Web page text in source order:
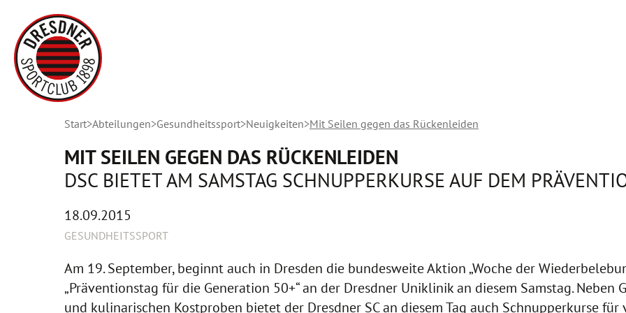
Start Abteilungen Gesundheitssport Neuigkeiten Mit Seilen gegen das Rückenleiden
MIT SEILEN GEGEN DAS RÜCKENLEIDEN
DSC BIETET AM SAMSTAG SCHNUPPERKURSE AUF DEM
18.09.2015
GESUNDHEITSSPORT
Am 19. September, beginnt auch in Dresden die bundesweite Aktion „Woche der
„Präventionstag für die Generation 50+“ an der Dresdner Uniklinik an diesem Samstag. Neben
und kulinarischen Kostproben bietet der Dresdner SC an diesem Tag auch Schnupperkurse